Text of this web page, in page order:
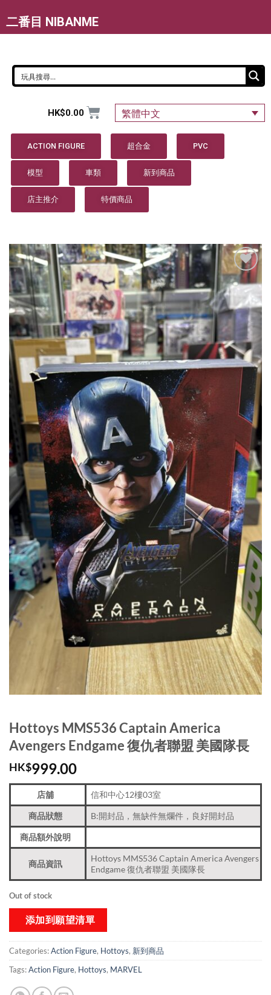
二番目 NIBANME
HK$0.00 繁體中文
ACTION FIGURE 超合金 PVC
模型 車類 新到商品
店主推介 特價商品
Hottoys MMS536 Captain America
Avengers Endgame 復仇者聯盟 美國隊長
HK$999.00
店舖 信和中心12樓03室
商品狀態 B:開封品，無缺件無爛件，良好開封品
商品額外說明
商品資訊
Hottoys MMS536 Captain America Avengers
Endgame 復仇者聯盟 美國隊長
Out of stock
添加到願望清單
Categories:Action Figure, Hottoys, 新到商品​
Tags:Action Figure, Hottoys, MARVEL